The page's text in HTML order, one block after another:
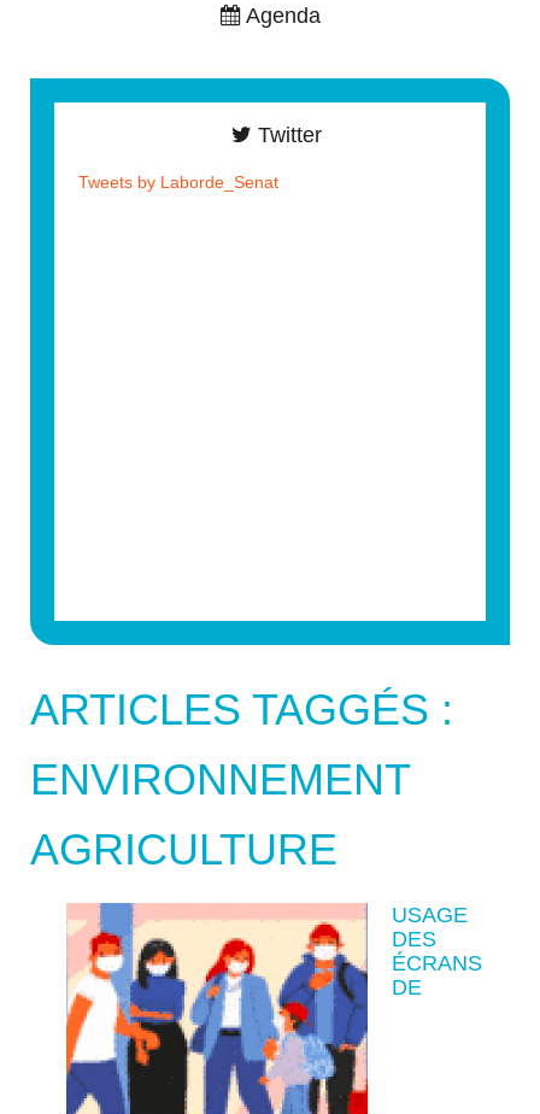
ARTICLES TAGGÉS :
ENVIRONNEMENT
AGRICULTURE
USAGE
DES
ÉCRANS
DE
Agenda
Twitter
Tweets by Laborde_Senat